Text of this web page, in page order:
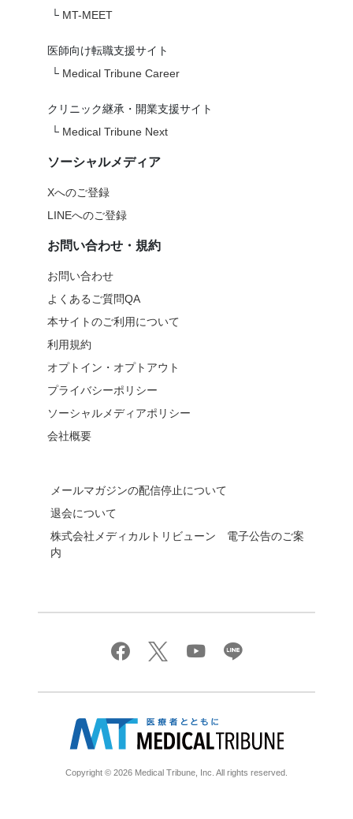
└ MT-MEET
医師向け転職支援サイト
└ Medical Tribune Career
クリニック継承・開業支援サイト
└ Medical Tribune Next
ソーシャルメディア
Xへのご登録
LINEへのご登録
お問い合わせ・規約
お問い合わせ
よくあるご質問QA
本サイトのご利用について
利用規約
オプトイン・オプトアウト
プライバシーポリシー
ソーシャルメディアポリシー
会社概要
メールマガジンの配信停止について
退会について
株式会社メディカルトリビューン 電子公告のご案
内
Copyright © 2026 Medical Tribune, Inc. All rights reserved.